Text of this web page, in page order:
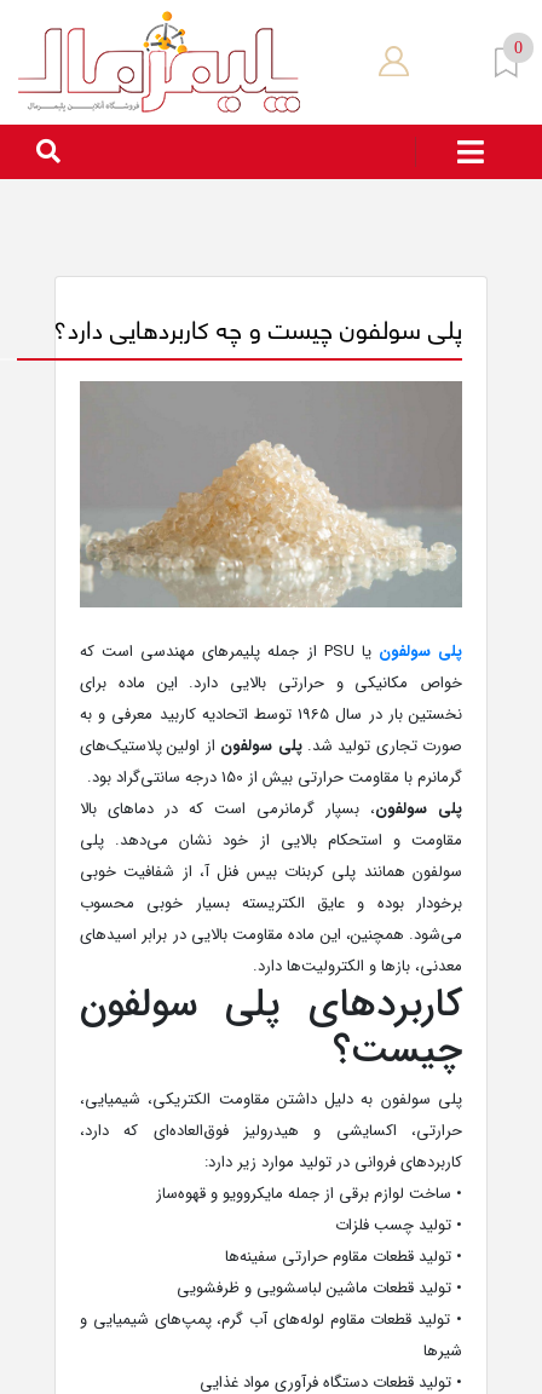
0
پلی سولفون چیست و چه کاربردهایی دارد؟
پلی سولفون
یا PSU از جمله پلیمرهای مهندسی است که
خواص مکانیکی و حرارتی بالایی دارد. این ماده برای
نخستین بار در سال 1965 توسط اتحادیه کاربید معرفی و به
صورت تجاری تولید شد.پلی سولفون از اولین پلاستیک‌های
گرمانرم با مقاومت حرارتی بیش از 150 درجه سانتی‌گراد بود.
پلی سولفون، بسپار گرمانرمی است که در دماهای بالا
مقاومت و استحکام بالایی از خود نشان می‌دهد. پلی
سولفون همانند پلی کربنات بیس فنل آ، از شفافیت خوبی
برخودار بوده و عایق الکتریسته بسیار خوبی محسوب
می‌شود. همچنین، این ماده مقاومت بالایی در برابر اسیدهای
معدنی، بازها و الکترولیت‌ها دارد.
کاربردهای پلی سولفون
چیست؟
پلی سولفون به دلیل داشتن مقاومت الکتریکی، شیمیایی،
حرارتی، اکسایشی و هیدرولیز فوق‌العاده‌ای که دارد،
کاربردهای فروانی در تولید موارد زیر دارد:
• ساخت لوازم برقی از جمله مایکروویو و قهوه‌ساز
• تولید چسب فلزات
• تولید قطعات مقاوم حرارتی سفینه‌ها
• تولید قطعات ماشین لباسشویی و ظرفشویی
• تولید قطعات مقاوم لوله‌های آب گرم، پمپ‌های شیمیایی و
شیرها
• تولید قطعات دستگاه فرآوری مواد غذایی